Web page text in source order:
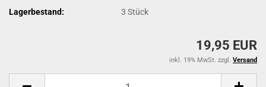
Lagerbestand: 3Stück
19,95 EUR
inkl. 19% MwSt. zzgl. Versand